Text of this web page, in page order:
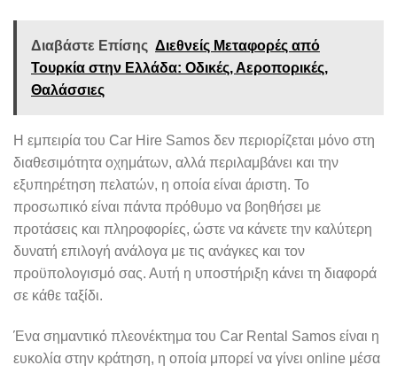
Διαβάστε Επίσης Διεθνείς Μεταφορές από
Τουρκία στην Ελλάδα: Οδικές, Αεροπορικές,
Θαλάσσιες
Η εμπειρία του Car Hire Samos δεν περιορίζεται μόνο στη
διαθεσιμότητα οχημάτων, αλλά περιλαμβάνει και την
εξυπηρέτηση πελατών, η οποία είναι άριστη. Το
προσωπικό είναι πάντα πρόθυμο να βοηθήσει με
προτάσεις και πληροφορίες, ώστε να κάνετε την καλύτερη
δυνατή επιλογή ανάλογα με τις ανάγκες και τον
προϋπολογισμό σας. Αυτή η υποστήριξη κάνει τη διαφορά
σε κάθε ταξίδι.
Ένα σημαντικό πλεονέκτημα του Car Rental Samos είναι η
ευκολία στην κράτηση, η οποία μπορεί να γίνει online μέσα